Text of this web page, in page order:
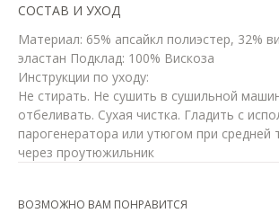
СОСТАВ И УХОД
Материал: 65% апсайкл полиэстер, 32%
эластан Подклад: 100% Вискоза
Инструкции по уходу:
Не стирать. Не сушить в сушильной
отбеливать. Сухая чистка. Гладить с
парогенератора или утюгом при средней
через проутюжильник
ВОЗМОЖНО ВАМ ПОНРАВИТСЯ